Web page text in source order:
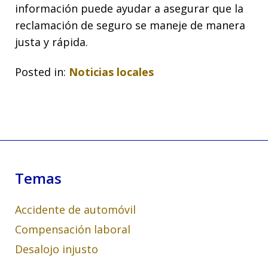
información puede ayudar a asegurar que la
reclamación de seguro se maneje de manera
justa y rápida.
Posted in: Noticias locales
Temas
Accidente de automóvil
Compensación laboral
Desalojo injusto